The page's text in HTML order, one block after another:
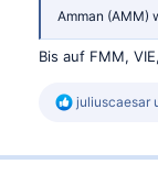
:
Amman (AMM)
Bis auf FMM,
R
k
juliuscaesar